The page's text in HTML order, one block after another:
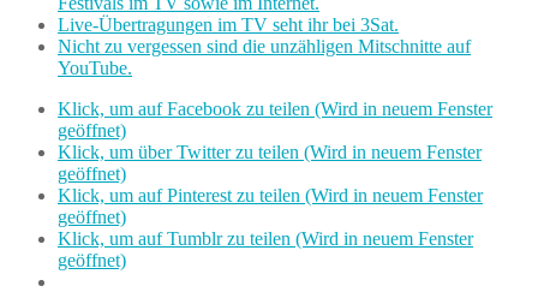
Live-Übertragungen im TV seht ihr bei 3Sat.
Nicht zu vergessen sind die unzähligen Mitschnitte auf
YouTube.
Klick, um auf Facebook zu teilen (Wird in neuem Fenster
geöffnet)
Klick, um über Twitter zu teilen (Wird in neuem Fenster
geöffnet)
Klick, um auf Pinterest zu teilen (Wird in neuem Fenster
geöffnet)
Klick, um auf Tumblr zu teilen (Wird in neuem Fenster
geöffnet)